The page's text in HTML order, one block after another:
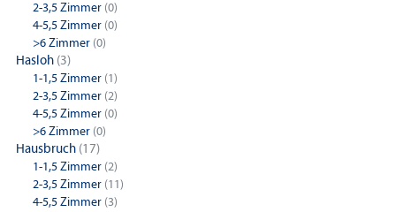
2-3,5 Zimmer (0)
4-5,5 Zimmer (0)
>6 Zimmer (0)
Hasloh (3)
1-1,5 Zimmer (1)
2-3,5 Zimmer (2)
4-5,5 Zimmer (0)
>6 Zimmer (0)
Hausbruch (17)
1-1,5 Zimmer (2)
2-3,5 Zimmer (11)
4-5,5 Zimmer (3)